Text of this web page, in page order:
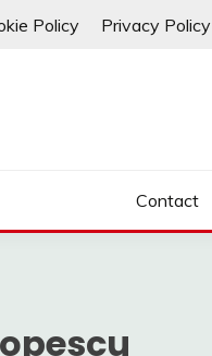
Policy Privacy Policy
Contact